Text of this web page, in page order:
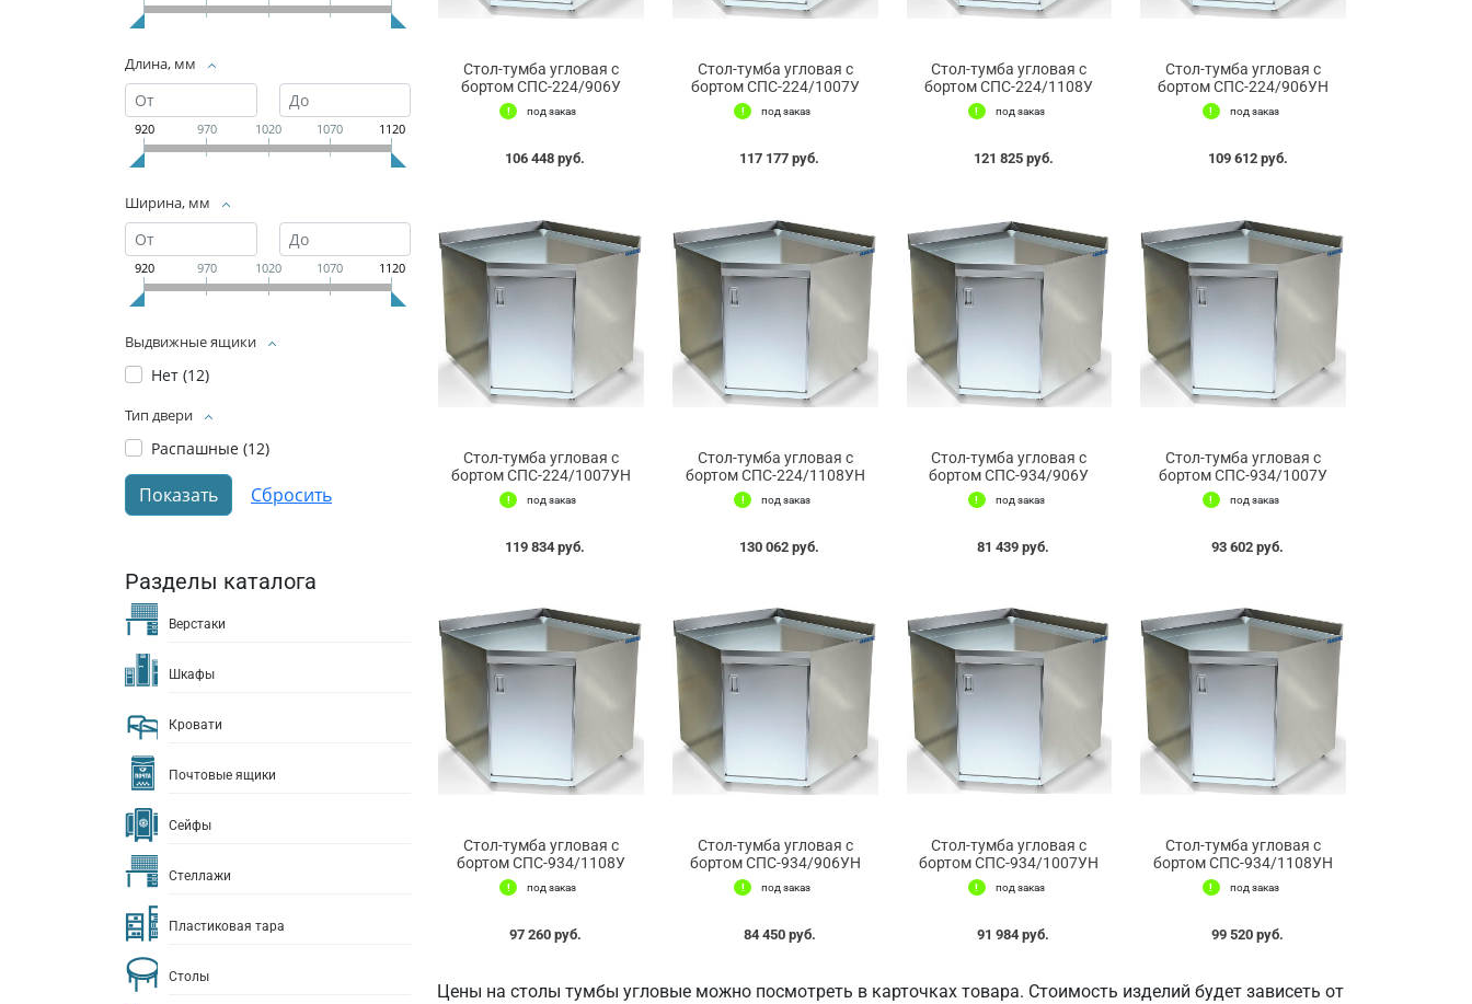
Длина, мм
920 970 1020 1070 1120
Ширина, мм
920 970 1020 1070 1120
Выдвижные ящики
Нет (12)
Тип двери
Распашные (12)
Разделы каталога
Верстаки
Шкафы
Кровати
Почтовые ящики
Сейфы
Стеллажи
Пластиковая тара
Столы
Стол-тумба угловая с
бортом СПС-224/906У
под заказ
106 448 руб.
Стол-тумба угловая с
бортом СПС-224/1007У
под заказ
117 177 руб.
Стол-тумба угловая с
бортом СПС-224/1108У
под заказ
121 825 руб.
Стол-тумба угловая с
бортом СПС-224/906УН
под заказ
109 612 руб.
Стол-тумба угловая с
бортом СПС-224/1007УН
под заказ
119 834 руб.
Стол-тумба угловая с
бортом СПС-224/1108УН
под заказ
130 062 руб.
Стол-тумба угловая с
бортом СПС-934/906У
под заказ
81 439 руб.
Стол-тумба угловая с
бортом СПС-934/1007У
под заказ
93 602 руб.
Стол-тумба угловая с
бортом СПС-934/1108У
под заказ
97 260 руб.
Стол-тумба угловая с
бортом СПС-934/906УН
под заказ
84 450 руб.
Стол-тумба угловая с
бортом СПС-934/1007УН
под заказ
91 984 руб.
Стол-тумба угловая с
бортом СПС-934/1108УН
под заказ
99 520 руб.
Цены на столы тумбы угловые можно посмотреть в карточках товара. Стоимость изделий будет зависеть от